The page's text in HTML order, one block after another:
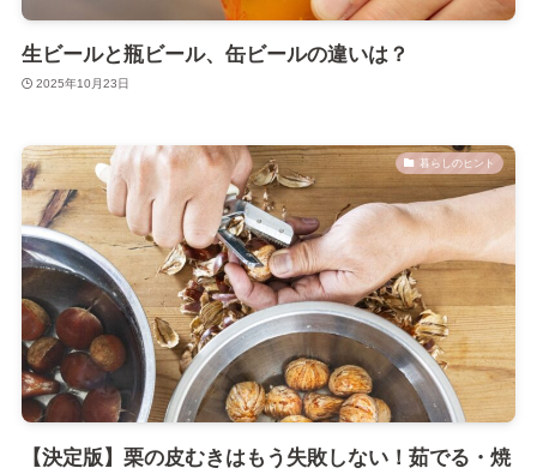
生ビールと瓶ビール、缶ビールの違いは？
2025年10月23日
暮らしのヒント
【決定版】栗の皮むきはもう失敗しない！茹でる・焼